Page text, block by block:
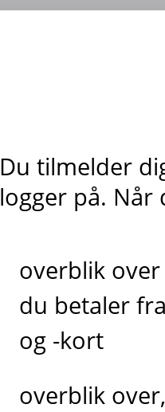
Du tilmelder
logger på.
overblik
du betaler
og -kort
overblik